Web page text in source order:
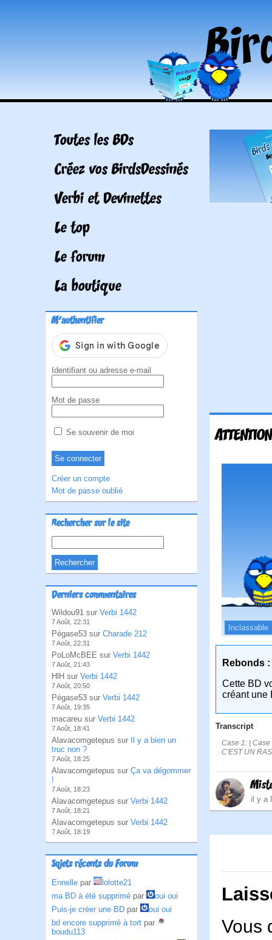
Toutes les BDs
Créez vos BirdsDessinés
Verbi et Devinettes
Le top
Le forum
La boutique
M'authentifier
Identifiant ou adresse e-mail
Mot de passe
Se souvenir de moi
Créer un compte
Mot de passe oublié
Rechercher sur le site
Derniers commentaires
Wildou91 sur Verbi 1442
7 Août, 22:31
Pégase53 sur Charade 212
7 Août, 22:31
PoLoMcBEE sur Verbi 1442
7 Août, 21:43
HlH sur Verbi 1442
7 Août, 20:50
Pégase53 sur Verbi 1442
7 Août, 19:35
macareu sur Verbi 1442
7 Août, 18:41
Alavacomgetepus sur
Il y a bien un
truc non ?
7 Août, 18:25
Alavacomgetepus sur Ça va dégommer
!
7 Août, 18:23
Alavacomgetepus sur Verbi 1442
7 Août, 18:21
Alavacomgetepus sur Verbi 1442
7 Août, 18:19
Sujets récents du Forum
Ennelle par
lolotte21
ma BD à été supprimé par
oui oui
Puis-je créer une BD par
oui oui
bd encore supprimé à tort par
boudu113
Inclassable
Rebonds :
Cette BD
créant une
Transcript
Case 1: | Case
C'EST UN
il y a
Vous